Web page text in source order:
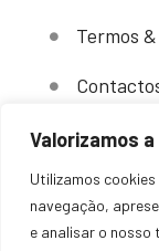
Valorizamos
Utilizamos
navegação,
e analisar o nosso
Termos
(c) 2024 –